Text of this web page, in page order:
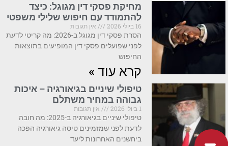
מחיקת פסקי דין מגוגל: כיצד
להתמודד עם חיפוש שלילי משפטי
16 ביולי 2026
אין תגובות
הסרת פסקי דין מגוגל ב-2026: מה קריטי לדעת
לפני שפועלים פסקי דין המופיעים בתוצאות
החיפוש
קרא עוד »
טיפולי שיניים בגיאורגיה – איכות
גבוהה במחיר משתלם
1 ביולי 2026
אין תגובות
טיפולי שיניים בגיאורגיה ב-2025: מה חובה
לדעת לפני שמזמינים טיסה גיאורגיה הפכה
ביחשנים האחרונות ליעד